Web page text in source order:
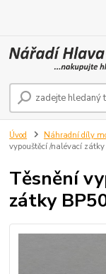
Úvod Náhradní díly
vypouštěcí /nalévací
Těsnění
zátky